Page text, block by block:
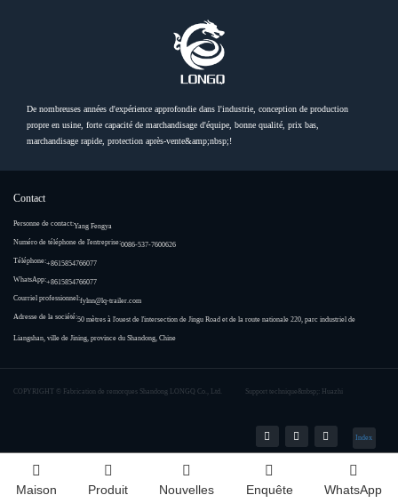
Contact
Personne de contact:Yang Fengya
Numéro de téléphone de l'entreprise:0086-537-7600626
Téléphone:+8615854766077
WhatsApp:+8615854766077
Courriel professionnel:fylnn@lq-trailer.com
Adresse de la société:50 mètres à l'ouest de l'intersection de Jingu Road et de la route nationale 220, parc industriel de
Liangshan, ville de Jining, province du Shandong, Chine
De nombreuses années d'expérience approfondie dans l'industrie, conception de production
propre en usine, forte capacité de marchandisage d'équipe, bonne qualité, prix bas,
marchandisage rapide, protection après-vente&amp;nbsp;!
COPYRIGHT © Fabrication de remorques Shandong LONGQ Co., Ltd. Support technique&nbsp;: Huazhi
Index
Maison Produit Nouvelles Enquête WhatsApp